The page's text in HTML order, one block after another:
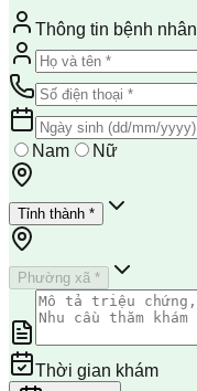
Thông tin bệnh nhân
Nam Nữ
Tỉnh thành *
Phường xã *
Thời gian khám